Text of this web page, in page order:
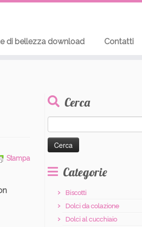
di bellezza download Contatti
Stampa
Cerca
per:
Categorie
Biscotti
Dolci da colazione
Dolci al cucchiaio